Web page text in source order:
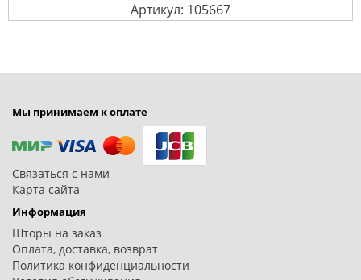
Артикул: 105667
Мы принимаем к оплате
Связаться с нами
Карта сайта
Информация
Шторы на заказ
Оплата, доставка, возврат
Политика конфиденциальности